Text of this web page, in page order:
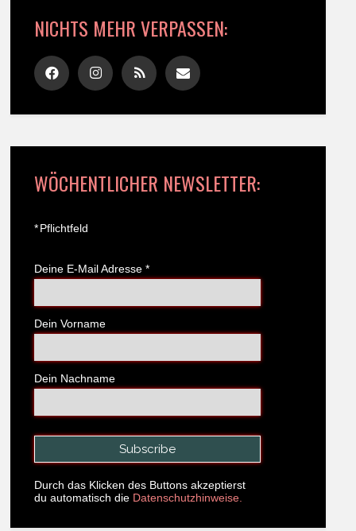
NICHTS MEHR VERPASSEN:
WÖCHENTLICHER NEWSLETTER:
*Pflichtfeld
Deine E-Mail Adresse *
Dein Vorname
Dein Nachname
Durch das Klicken des Buttons akzeptierst
du automatisch die Datenschutzhinweise.